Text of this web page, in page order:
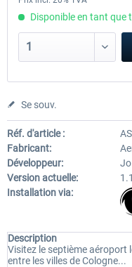
Disponible en tant que
Se souv.
Réf. d'article :
Fabricant:
Développeur:
Jo
Version actuelle:
Installation via:
Description
Visitez le septième aéroport
entre les villes de Cologne...